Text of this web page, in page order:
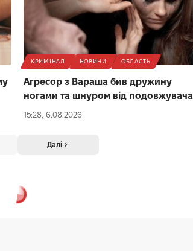
КРИМІНАЛ НОВИНИ ОБЛАСТЬ
Агресор з Вараша бив дружину
ногами та шнуром від подовжувача
15:28, 6.08.2026
Далі